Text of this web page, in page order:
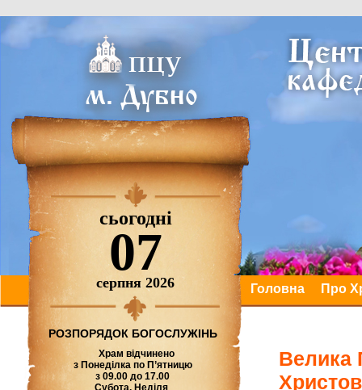
сьогодні
07
серпня 2026 Головна Про
РОЗПОРЯДОК БОГОСЛУЖІНЬ
Храм відчинено
з Понеділка по П’ятницю
з 09.00 до 17.00
Субота, Неділя
Велика